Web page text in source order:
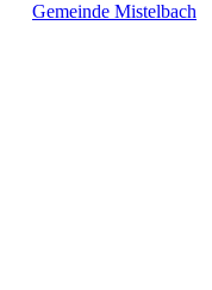
Gemeinde Mistelbach